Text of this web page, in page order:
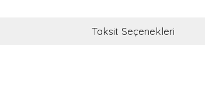
Taksit Seçenekleri